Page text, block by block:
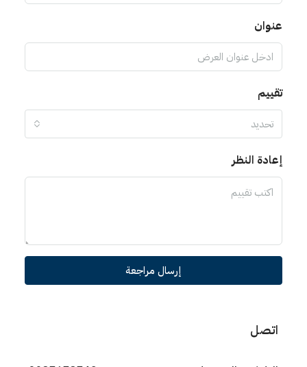
عنوان
تقييم
تحديد
إعادة النظر
إرسال مراجعة
اتصل